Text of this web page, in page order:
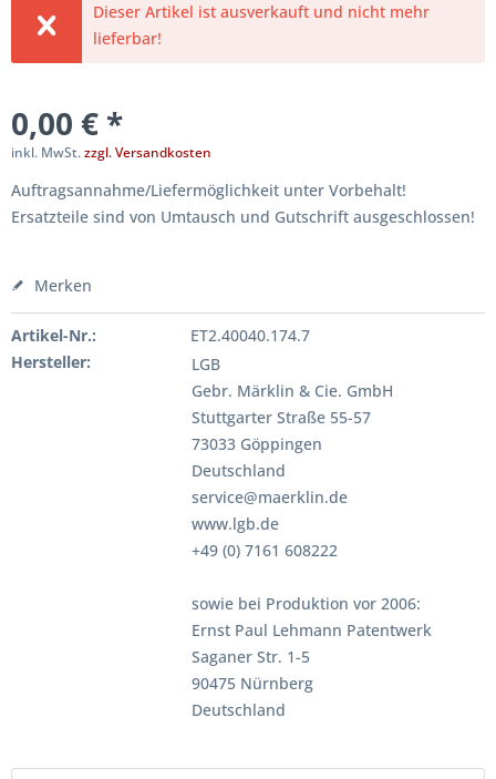
Dieser Artikel ist ausverkauft und nicht mehr
lieferbar!
0,00 € *
inkl. MwSt.zzgl. Versandkosten
Auftragsannahme/Liefermöglichkeit unter Vorbehalt!
Ersatzteile sind von Umtausch und Gutschrift ausgeschlossen!
Merken
Artikel-Nr.:
ET2.40040.174.7
Hersteller:
LGB
Gebr. Märklin & Cie. GmbH
Stuttgarter Straße 55-57
73033 Göppingen
Deutschland
service@maerklin.de
www.lgb.de
+49 (0) 7161 608222
sowie bei Produktion vor 2006:
Ernst Paul Lehmann Patentwerk
Saganer Str. 1-5
90475 Nürnberg
Deutschland